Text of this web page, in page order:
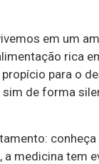
em um
rica
para o
de forma
conheça
a medicina tem